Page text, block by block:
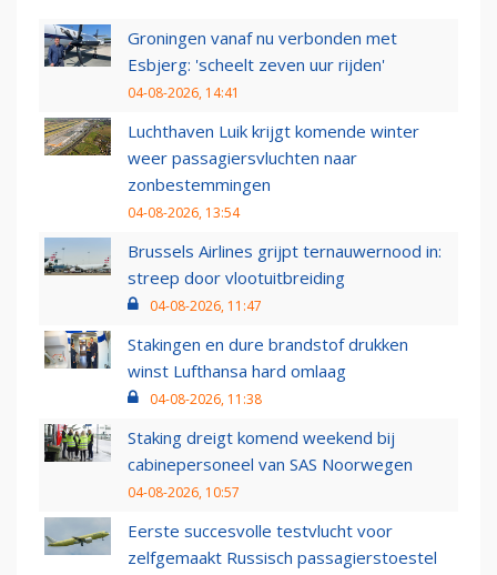
Groningen vanaf nu verbonden met
Esbjerg: 'scheelt zeven uur rijden'
04-08-2026, 14:41
Luchthaven Luik krijgt komende winter
weer passagiersvluchten naar
zonbestemmingen
04-08-2026, 13:54
Brussels Airlines grijpt ternauwernood in:
streep door vlootuitbreiding
04-08-2026, 11:47
Stakingen en dure brandstof drukken
winst Lufthansa hard omlaag
04-08-2026, 11:38
Staking dreigt komend weekend bij
cabinepersoneel van SAS Noorwegen
04-08-2026, 10:57
Eerste succesvolle testvlucht voor
zelfgemaakt Russisch passagierstoestel